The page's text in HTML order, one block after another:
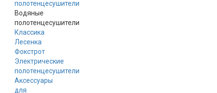
полотенцесушители
Водяные
полотенцесушители
Классика
Лесенка
Фокстрот
Электрические
полотенцесушители
Аксессуары
для